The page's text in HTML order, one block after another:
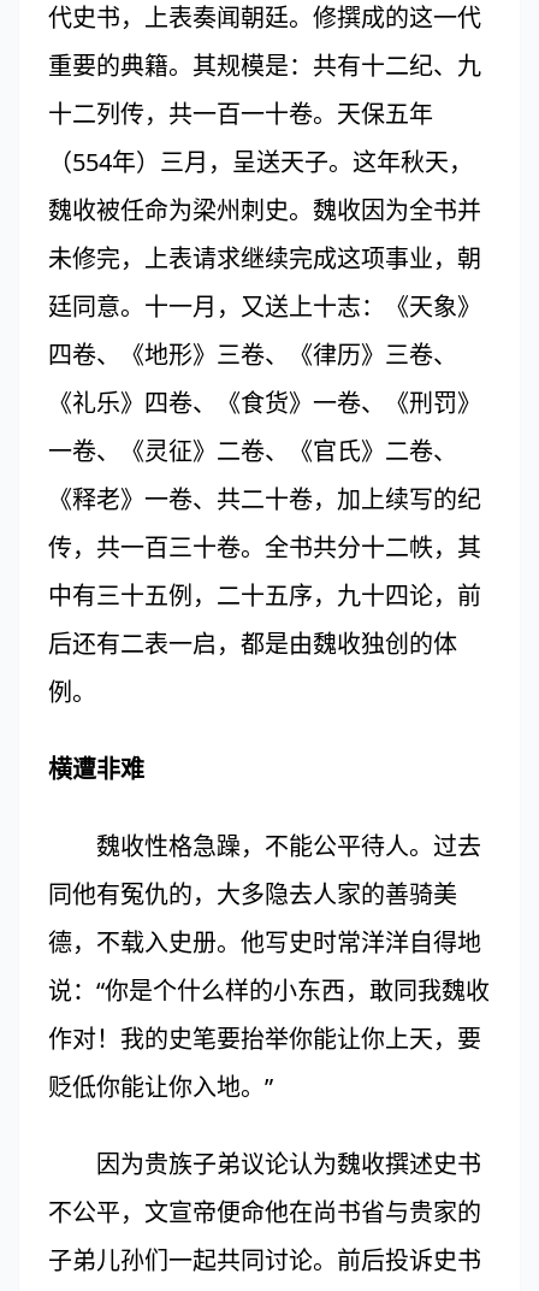
代史书，上表奏闻朝廷。修撰成的这一代
重要的典籍。其规模是：共有十二纪、九
十二列传，共一百一十卷。天保五年
（554年）三月，呈送天子。这年秋天，
魏收被任命为梁州刺史。魏收因为全书并
未修完，上表请求继续完成这项事业，朝
廷同意。十一月，又送上十志：《天象》
四卷、《地形》三卷、《律历》三卷、
《礼乐》四卷、《食货》一卷、《刑罚》
一卷、《灵征》二卷、《官氏》二卷、
《释老》一卷、共二十卷，加上续写的纪
传，共一百三十卷。全书共分十二帙，其
中有三十五例，二十五序，九十四论，前
后还有二表一启，都是由魏收独创的体
例。
横遭非难
魏收性格急躁，不能公平待人。过去
同他有冤仇的，大多隐去人家的善骑美
德，不载入史册。他写史时常洋洋自得地
说：“你是个什么样的小东西，敢同我魏收
作对！我的史笔要抬举你能让你上天，要
贬低你能让你入地。”
因为贵族子弟议论认为魏收撰述史书
不公平，文宣帝便命他在尚书省与贵家的
子弟儿孙们一起共同讨论。前后投诉史书